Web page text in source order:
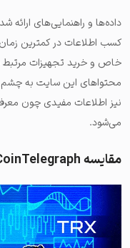
داده‌ها و راهنمایی‌های
کسب اطلاعات در کمترین
خاص و خرید تجهیزات مرتبط
نیز اطلاعات مفیدی چون
می‌شود.
مقایسه CoinTelegraph با سایت BITCOINIST